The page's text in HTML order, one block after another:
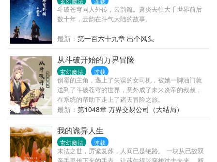
斗破苍穹同人外传，云韵篇。萧炎去往大千世界前后
数十年，云韵在斗气大陆的故事。
最新： 第一百六十九章 出个风头
从斗破开始的万界冒险
玄幻魔法 连载
倒霉的主角，遇上了失误的女司机，被她一脚油门就
送到了斗破苍穹的世界，意外成了未来炎帝的叔叔，
在系统的帮助下走上了诸天冒险之旅。
最新： 第1048章 万界交易公司（大结局）
我的诡异人生
玄幻魔法 连载
末法之世，厉诡复苏，人间已是绝路。 一块从已故双